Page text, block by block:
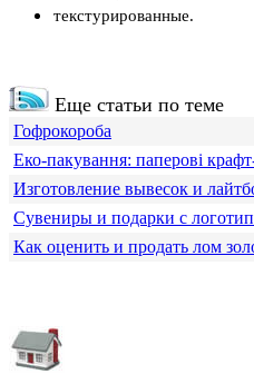
текстурированные.
Еще статьи по теме
Гофрокороба
Еко-пакування: паперові
Изготовление вывесок и
Сувениры и подарки с
Как оценить и продать лом